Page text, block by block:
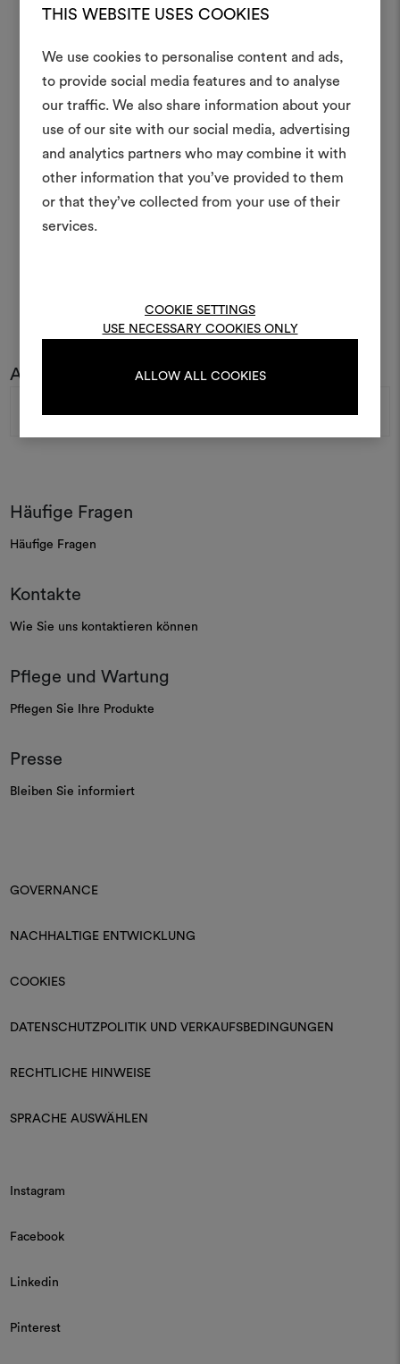
THIS WEBSITE USES COOKIES
We use cookies to personalise content and ads,
to provide social media features and to analyse
our traffic. We also share information about your
use of our site with our social media, advertising
and analytics partners who may combine it with
other information that you’ve provided to them
or that they’ve collected from your use of their
services.
COOKIE SETTINGS
USE NECESSARY COOKIES ONLY
ALLOW ALL COOKIES
Abonnieren Sie unseren Newsletter
Häufige Fragen
Häufige Fragen
Kontakte
Wie Sie uns kontaktieren können
Pflege und Wartung
Pflegen Sie Ihre Produkte
Presse
Bleiben Sie informiert
GOVERNANCE
NACHHALTIGE ENTWICKLUNG
COOKIES
DATENSCHUTZPOLITIK UND VERKAUFSBEDINGUNGEN
RECHTLICHE HINWEISE
SPRACHE AUSWÄHLEN
Instagram
Facebook
Linkedin
Pinterest
Ein
erstellen
Ein interaktives Tool, mit
Ideen zum Leben
anderen teilen können,